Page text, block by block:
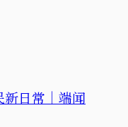
新日常｜端闻